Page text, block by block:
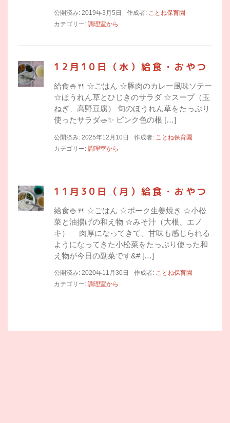
公開済み: 2019年3月5日 作成者: ことね保育園
カテゴリー: 調理室から
12月10日（水）給食・おやつ
給食🍚🍴 ☆ごはん ☆豚肉のカレー風味ソテー
☆ほうれん草とひじきのサラダ ☆スープ（玉
ねぎ、高野豆腐） 旬のほうれん草をたっぷり
使ったサラダ🥗✨ ピンク色の根 […]
公開済み: 2025年12月10日 作成者: ことね保育園
カテゴリー: 調理室から
11月30日（月）給食・おやつ
給食🍚🍴 ☆ごはん ☆ポーク生姜焼き ☆小松
菜と油揚げの和え物 ☆みそ汁（大根、エノ
キ） 肉厚になってきて、甘味も感じられる
ようになってきた小松菜をたっぷり使った和
え物が今日の副菜です&# […]
公開済み: 2020年11月30日 作成者: ことね保育園
カテゴリー: 調理室から